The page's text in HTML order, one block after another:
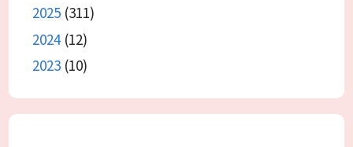
2025 (311)
2024(12)
2023 (10)